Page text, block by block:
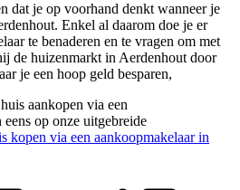
dat je op voorhand denkt wanneer je
Enkel al daarom doe je er
te benaderen en te vragen om met
de huizenmarkt in Aerdenhout door
je een hoop geld besparen,
aankopen via een
op onze uitgebreide
kopen via een aankoopmakelaar in